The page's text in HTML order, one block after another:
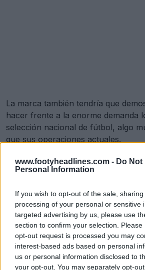
www.footyheadlines.com - Do
Personal Information
If you wish to opt-out of the sale,
processing of your personal or sensitive
targeted advertising by us, please use
section to confirm your selection.
opt-out request is processed you may
interest-based ads based on personal
us or personal information disclosed to
your opt-out. You may separately opt-
La marca también tendría que
hacer frente a la enorme demanda
selección nacional de fútbol, algo
que sus operaciones actuales.
Puma y Macron
Los informes sugieren que Puma y
están interesadas y se espera que
negociaciones.
Aunque un cambio a Adidas parece
plausible si Polonia deja a Nike, la